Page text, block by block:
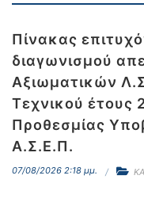
Πίνακας
διαγωνισμού
Αξιωματικών
Τεχνικού έτους
Προθεσμίας
Α.Σ.Ε.Π.
07/08/2026 2:18 μμ.